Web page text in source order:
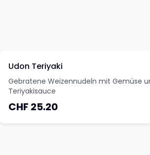
Udon Teriyaki
Gebratene Weizennudeln mit Gemüse
Teriyakisauce
CHF 25.20